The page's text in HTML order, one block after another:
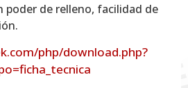
poder de relleno, facilidad de
php/download.php?